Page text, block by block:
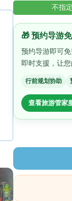
不指定
🎁 预约导游
预约导游即可
即时支援，让
行前规划协助
查看旅游管家